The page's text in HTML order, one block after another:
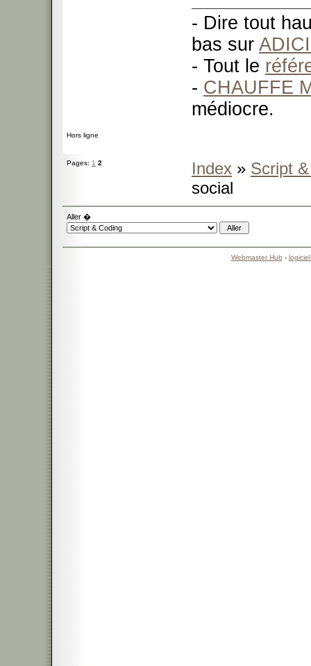
- Dire tout
bas sur
- Tout le
- CHAUFFE
médiocre.
Hors ligne
Pages: 1 2 Index » Script
social
Aller �
Webmaster Hub -